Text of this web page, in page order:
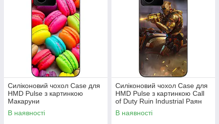
Силіконовий чохол Case для
HMD Pulse з картинкою
Макаруни
В наявності
Силіконовий чохол Case для
HMD Pulse з картинкою Call
of Duty Ruin Industrial Раян
В наявності